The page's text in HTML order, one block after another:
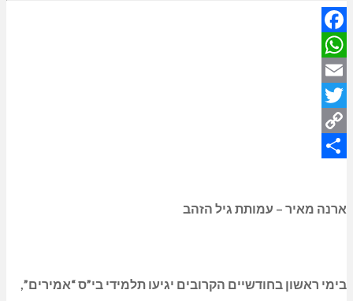
Facebook
WhatsApp
Email
Twitter
Copy
ארנה מאיר – עמותת גיל הזהב
בימי ראשון בחודשיים הקרובים יגיעו תלמידי בי”ס “אמירים”,